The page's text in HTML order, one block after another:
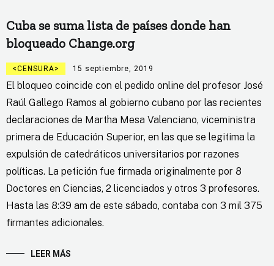
Cuba se suma lista de países donde han
bloqueado Change.org
CENSURA 15 septiembre, 2019
El bloqueo coincide con el pedido online del profesor José
Raúl Gallego Ramos al gobierno cubano por las recientes
declaraciones de Martha Mesa Valenciano, viceministra
primera de Educación Superior, en las que se legitima la
expulsión de catedráticos universitarios por razones
políticas. La petición fue firmada originalmente por 8
Doctores en Ciencias, 2 licenciados y otros 3 profesores.
Hasta las 8:39 am de este sábado, contaba con 3 mil 375
firmantes adicionales.
LEER MÁS